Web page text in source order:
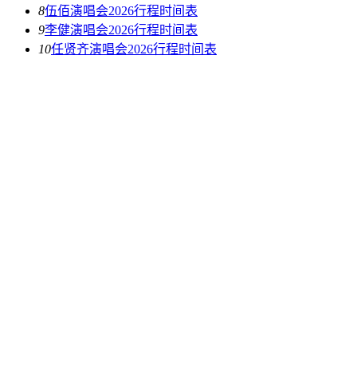
8伍佰演唱会2026行程时间表
9李健演唱会2026行程时间表
10任贤齐演唱会2026行程时间表